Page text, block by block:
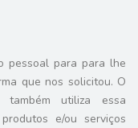
pessoal para para lhe
que nos solicitou. O
utiliza essa
e/ou serviços